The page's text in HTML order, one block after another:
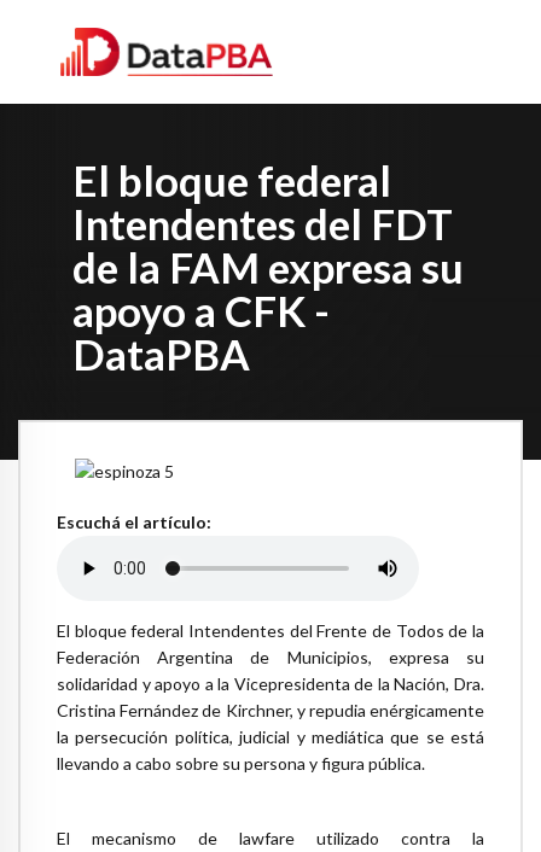
El bloque federal
Intendentes del FDT
de la FAM expresa su
apoyo a CFK -
DataPBA
Escuchá el artículo:
El bloque federal Intendentes del Frente de Todos de la
Federación Argentina de Municipios, expresa su
solidaridad y apoyo a la Vicepresidenta de la Nación, Dra.
Cristina Fernández de Kirchner, y repudia enérgicamente
la persecución política, judicial y mediática que se está
llevando a cabo sobre su persona y figura pública.
El mecanismo de lawfare utilizado contra la